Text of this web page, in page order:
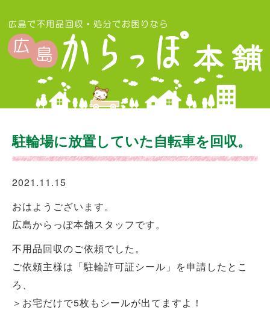
駐輪場に放置していた自転車を回収。
2021.11.15
おはようございます。
広島からっぽ本舗スタッフです。
不用品回収のご依頼でした。
ご依頼主様は「駐輪許可証シール」を申請したとこ
ろ、
＞お宅だけで5枚もシールが出てますよ！